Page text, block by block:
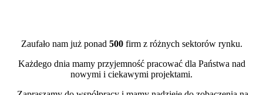
Zaufało nam już ponad 500firm z różnych sektorów rynku.
Każdego dnia mamy przyjemność pracować dla Państwa nad
nowymi i ciekawymi projektami.